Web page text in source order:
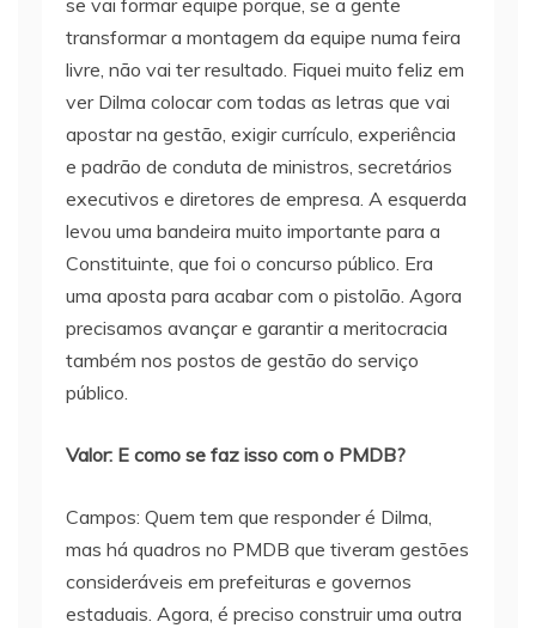
se vai formar equipe porque, se a gente
transformar a montagem da equipe numa feira
livre, não vai ter resultado. Fiquei muito feliz em
ver Dilma colocar com todas as letras que vai
apostar na gestão, exigir currículo, experiência
e padrão de conduta de ministros, secretários
executivos e diretores de empresa. A esquerda
levou uma bandeira muito importante para a
Constituinte, que foi o concurso público. Era
uma aposta para acabar com o pistolão. Agora
precisamos avançar e garantir a meritocracia
também nos postos de gestão do serviço
público.
Valor: E como se faz isso com o PMDB?
Campos: Quem tem que responder é Dilma,
mas há quadros no PMDB que tiveram gestões
consideráveis em prefeituras e governos
estaduais. Agora, é preciso construir uma outra